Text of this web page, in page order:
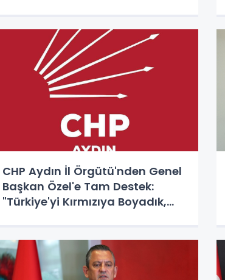
CHP Aydın İl Örgütü'nden Genel
Başkan Özel'e Tam Destek:
"Türkiye'yi Kırmızıya Boyadık,